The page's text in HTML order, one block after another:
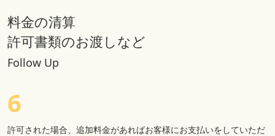
6
料金の清算
許可書類のお渡しなど
Follow Up
許可された場合、追加料金があればお客様にお支払いをしていただ